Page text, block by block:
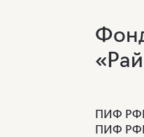
ПИФ РФИ
ПИФ РФИ